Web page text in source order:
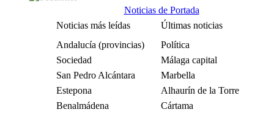
Noticias de Portada
Noticias más leídas
Últimas noticias
Andalucía (provincias)
Política
Sociedad
Málaga capital
San Pedro Alcántara
Marbella
Estepona
Alhaurín de la Torre
Benalmádena
Cártama